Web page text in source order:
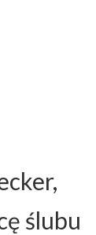
ślubu